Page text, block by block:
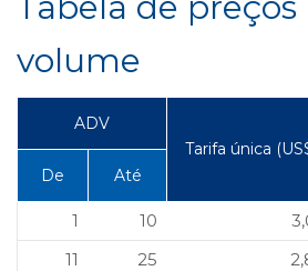
volume
ADV
Tarifa única
De
Até
1 10
11
25